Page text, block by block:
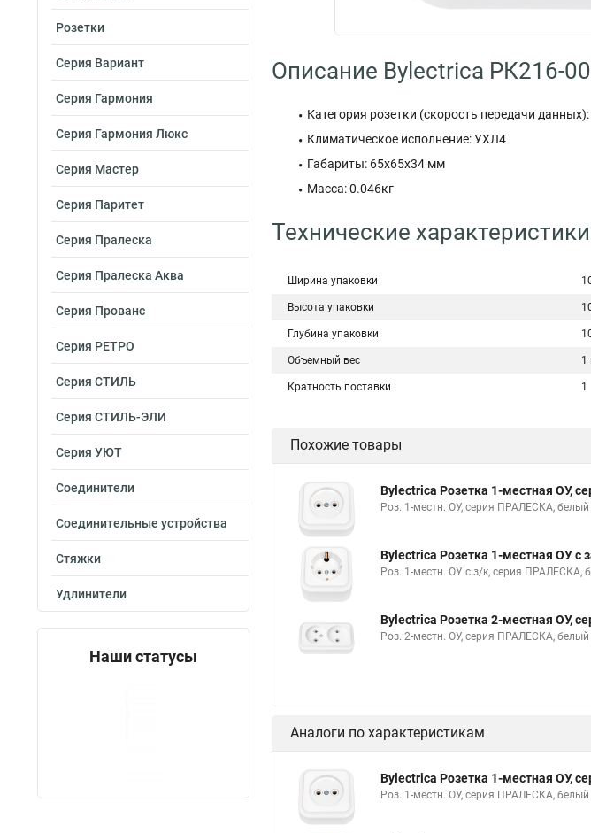
Розетки
Серия Вариант
Серия Гармония
Серия Гармония Люкс
Серия Мастер
Серия Паритет
Серия Пралеска
Серия Пралеска Аква
Серия Прованс
Серия РЕТРО
Серия СТИЛЬ
Серия СТИЛЬ-ЭЛИ
Серия УЮТ
Соединители
Соединительные устройства
Стяжки
Удлинители
Наши статусы
Описание Bylectrica РК216-
Категория розетки (скорость передачи
Климатическое исполнение: УХЛ4
Габариты: 65x65x34 мм
Масса: 0.046кг
Технические
Ширина упаковки
Высота упаковки
Глубина упаковки
Объемный вес 1
Кратность поставки 1
Похожие товары
Bylectrica Розетка 1-местная ОУ,
Роз. 1-местн. ОУ, серия ПРАЛЕСКА,
Bylectrica Розетка 1-местная ОУ
Роз. 1-местн. ОУ с з/к, серия ПРАЛЕСКА,
Bylectrica Розетка 2-местная ОУ,
Роз. 2-местн. ОУ, серия ПРАЛЕСКА,
Аналоги по характеристикам
Bylectrica Розетка 1-местная ОУ,
Роз. 1-местн. ОУ, серия ПРАЛЕСКА,